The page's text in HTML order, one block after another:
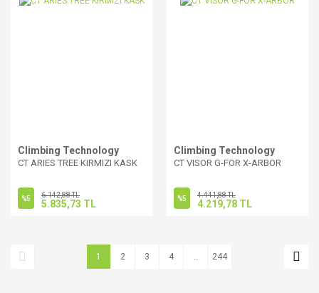
Climbing Technology
CT ARIES TREE KIRMIZI KASK
%5 6.142,88 TL
5.835,73 TL
Climbing Technology
CT VISOR G-FOR X-ARBOR
%5 4.441,88 TL
4.219,78 TL
1 2 3 4 .. 244